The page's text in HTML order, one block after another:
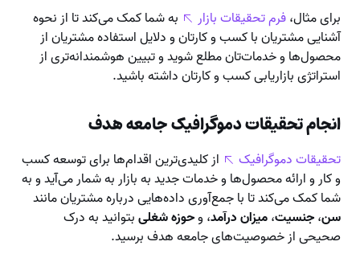
برای مثال،فرم تحقیقات بازار
به شما کمک می‌کند تا از نحوه
آشنایی مشتریان با کسب و کارتان و دلایل استفاده مشتریان از
محصول‌ها و خدمات‌تان مطلع شوید و تبیین هوشمندانه‌تری از
استراتژی بازاریابی کسب و کارتان داشته باشید.
انجام تحقیقات دموگرافیک جامعه هدف
تحقیقات دموگرافیک
از کلیدی‌ترین اقدام‌ها برای توسعه کسب
و کار و ارائه محصول‌ها و خدمات جدید به بازار به شمار می‌آید و به
شما کمک می‌کند تا با جمع‌آوری داده‌هایی درباره مشتریان مانند
سن،جنسیت،میزان درآمد، وحوزه شغلیبتوانید به درک
صحیحی از خصوصیت‌های جامعه هدف برسید.